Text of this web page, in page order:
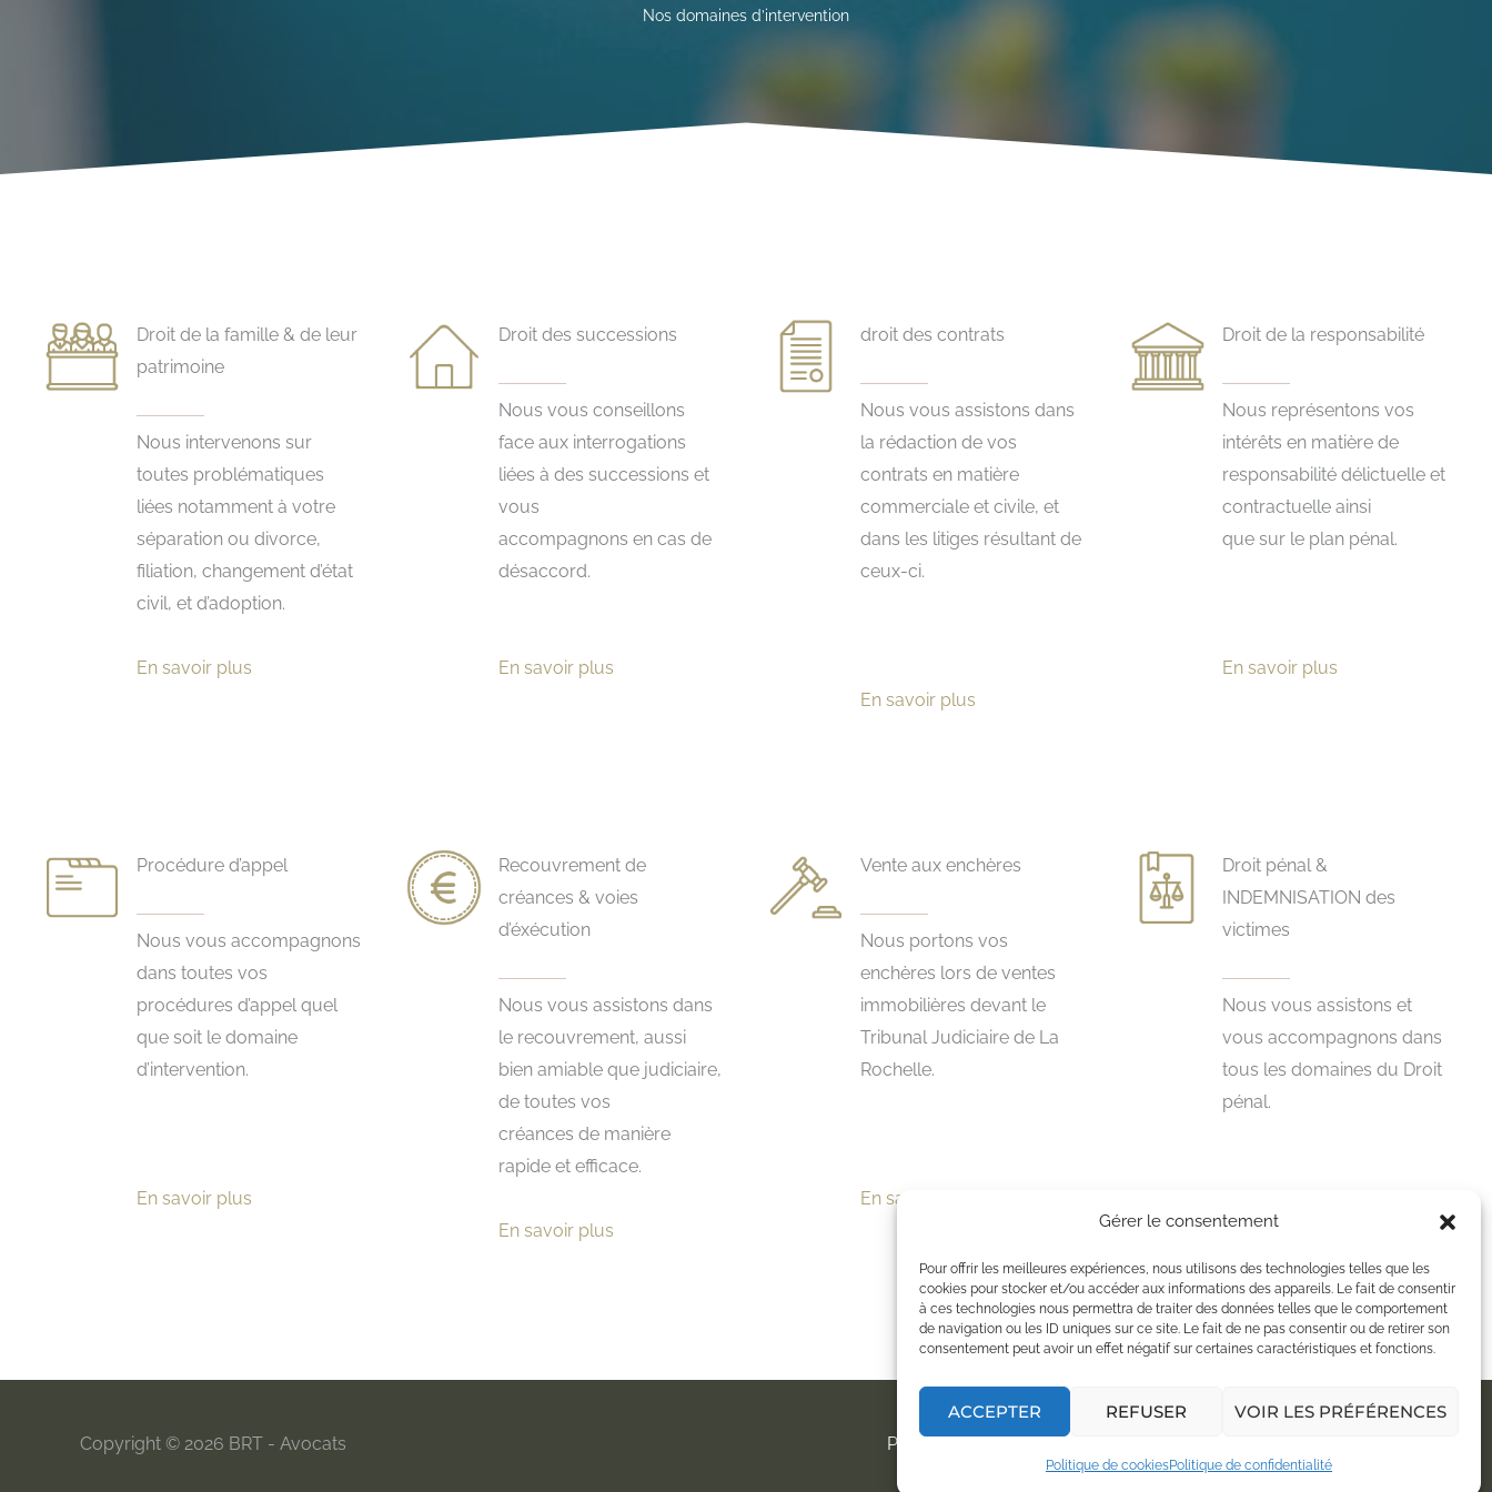
Gérer le consentement
Pour offrir les meilleures expériences, nous utilisons des technologies telles que les
cookies pour stocker et/ou accéder aux informations des appareils. Le fait de consentir
à ces technologies nous permettra de traiter des données telles que le comportement
de navigation ou les ID uniques sur ce site. Le fait de ne pas consentir ou de retirer son
consentement peut avoir un effet négatif sur certaines caractéristiques et fonctions.
ACCEPTER REFUSER VOIR LES PRÉFÉRENCES
Politique de cookiesPolitique de confidentialité
Nos domaines d’intervention
Droit de la famille & de leur
patrimoine
Nous intervenons sur
toutes problématiques
liées notamment à votre
séparation ou divorce,
filiation, changement d’état
civil, et d’adoption.
En savoir plus
Droit des successions
Nous vous conseillons
face aux interrogations
liées à des successions et
vous
accompagnons en cas de
désaccord.
En savoir plus
droit des contrats
Nous vous assistons dans
la rédaction de vos
contrats en matière
commerciale et civile, et
dans les litiges résultant de
ceux-ci.
En savoir plus
Droit de la responsabilité
Nous représentons vos
intérêts en matière de
responsabilité délictuelle et
contractuelle ainsi
que sur le plan pénal.
En savoir plus
Procédure d’appel
Nous vous accompagnons
dans toutes vos
procédures d’appel quel
que soit le domaine
d’intervention.
En savoir plus
Recouvrement de
créances & voies
d’éxécution
Nous vous assistons dans
le recouvrement, aussi
bien amiable que judiciaire,
de toutes vos
créances de manière
rapide et efficace.
En savoir plus
Vente aux enchères
Nous portons vos
enchères lors de ventes
immobilières devant le
Tribunal Judiciaire de La
Rochelle.
En savoir plus
Droit pénal &
INDEMNISATION des
victimes
Nous vous assistons et
vous accompagnons dans
tous les domaines du Droit
pénal.
En savoir plus
Copyright © 2026 BRT - Avocats Politique de confidentialité